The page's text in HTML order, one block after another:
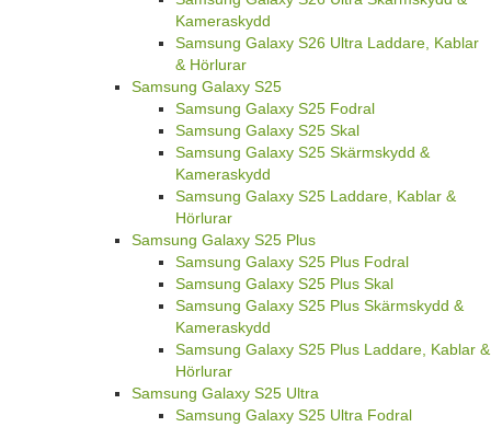
Kameraskydd
Samsung Galaxy S26 Ultra Laddare, Kablar
& Hörlurar
Samsung Galaxy S25
Samsung Galaxy S25 Fodral
Samsung Galaxy S25 Skal
Samsung Galaxy S25 Skärmskydd &
Kameraskydd
Samsung Galaxy S25 Laddare, Kablar &
Hörlurar
Samsung Galaxy S25 Plus
Samsung Galaxy S25 Plus Fodral
Samsung Galaxy S25 Plus Skal
Samsung Galaxy S25 Plus Skärmskydd &
Kameraskydd
Samsung Galaxy S25 Plus Laddare, Kablar &
Hörlurar
Samsung Galaxy S25 Ultra
Samsung Galaxy S25 Ultra Fodral